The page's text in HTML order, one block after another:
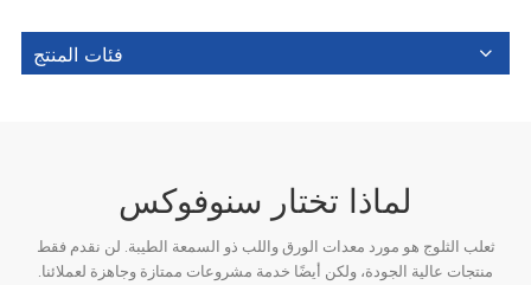
فئات المنتج
لماذا تختار سنوفوكس
ثعلب الثلوج هو مورد معدات الورق واللب ذو السمعة الطيبة. لن نقدم فقط
منتجات عالية الجودة، ولكن أيضًا خدمة مشروعات ممتازة وجاهزة لعملائنا.